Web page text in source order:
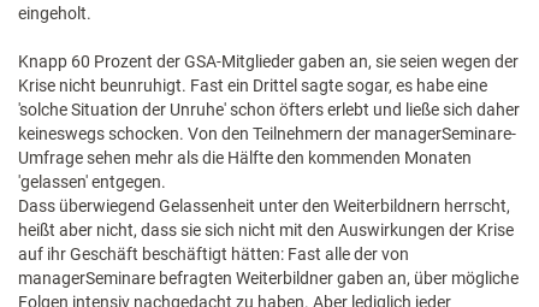
eingeholt.
Knapp 60 Prozent der GSA-Mitglieder gaben an, sie seien wegen der
Krise nicht beunruhigt. Fast ein Drittel sagte sogar, es habe eine
'solche Situation der Unruhe' schon öfters erlebt und ließe sich daher
keineswegs schocken. Von den Teilnehmern der managerSeminare-
Umfrage sehen mehr als die Hälfte den kommenden Monaten
'gelassen' entgegen.
Dass überwiegend Gelassenheit unter den Weiterbildnern herrscht,
heißt aber nicht, dass sie sich nicht mit den Auswirkungen der Krise
auf ihr Geschäft beschäftigt hätten: Fast alle der von
managerSeminare befragten Weiterbildner gaben an, über mögliche
Folgen intensiv nachgedacht zu haben. Aber lediglich jeder